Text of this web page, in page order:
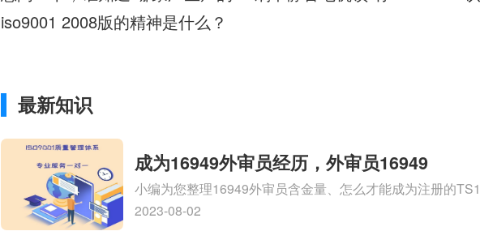
iso9001 2008版的精神是什么？
最新知识
成为16949外审员经历，外审员16949
小编为您整理16949外审员含金量、怎么才能成为注册的
审员、我也想16949外审员，不过不了解具体情况、iso9000
2023-08-02